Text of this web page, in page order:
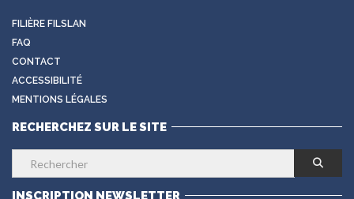
FILIÈRE FILSLAN
FAQ
CONTACT
ACCESSIBILITÉ
MENTIONS LÉGALES
RECHERCHEZ SUR LE SITE
INSCRIPTION NEWSLETTER